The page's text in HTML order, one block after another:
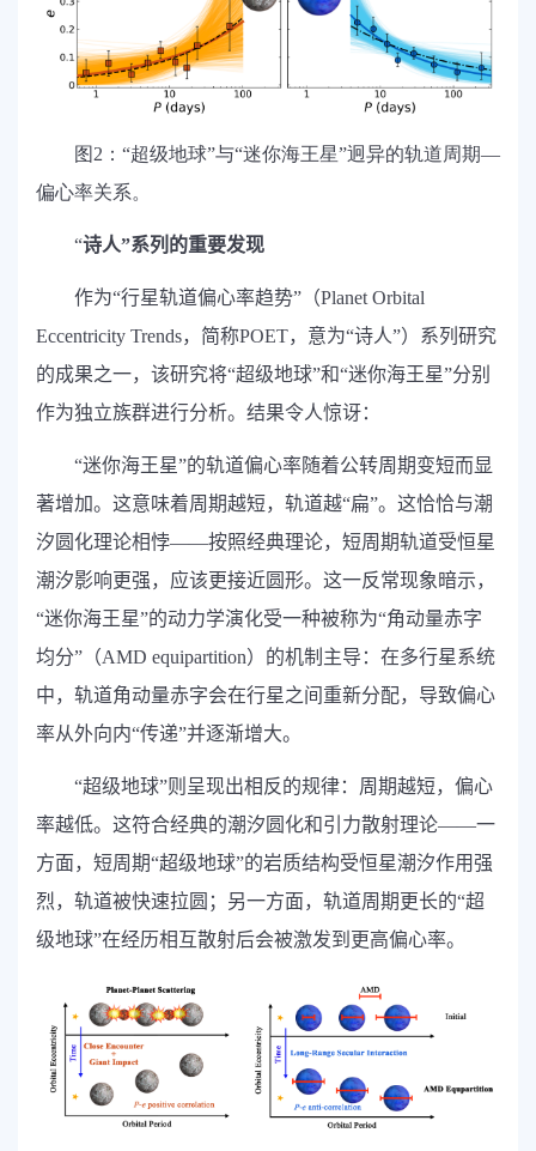
图2：“超级地球”与“迷你海王星”迥异的轨道周期—
偏心率关系。
“诗人”系列的重要发现
作为“行星轨道偏心率趋势”（Planet Orbital
Eccentricity Trends，简称POET，意为“诗人”）系列研究
的成果之一，该研究将“超级地球”和“迷你海王星”分别
作为独立族群进行分析。结果令人惊讶：
“迷你海王星”的轨道偏心率随着公转周期变短而显
著增加。这意味着周期越短，轨道越“扁”。这恰恰与潮
汐圆化理论相悖——按照经典理论，短周期轨道受恒星
潮汐影响更强，应该更接近圆形。这一反常现象暗示，
“迷你海王星”的动力学演化受一种被称为“角动量赤字
均分”（AMD equipartition）的机制主导：在多行星系统
中，轨道角动量赤字会在行星之间重新分配，导致偏心
率从外向内“传递”并逐渐增大。
“超级地球”则呈现出相反的规律：周期越短，偏心
率越低。这符合经典的潮汐圆化和引力散射理论——一
方面，短周期“超级地球”的岩质结构受恒星潮汐作用强
烈，轨道被快速拉圆；另一方面，轨道周期更长的“超
级地球”在经历相互散射后会被激发到更高偏心率。